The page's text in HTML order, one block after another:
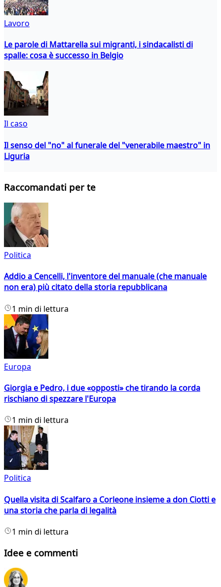
Lavoro
Le parole di Mattarella sui migranti, i sindacalisti di
spalle: cosa è successo in Belgio
Il caso
Il senso del "no" al funerale del "venerabile maestro" in
Liguria
Raccomandati per te
Politica
Addio a Cencelli, l'inventore del manuale (che manuale
non era) più citato della storia repubblicana
1 min di lettura
Europa
Giorgia e Pedro, i due «opposti» che tirando la corda
rischiano di spezzare l'Europa
1 min di lettura
Politica
Quella visita di Scalfaro a Corleone insieme a don Ciotti e
una storia che parla di legalità
1 min di lettura
Idee e commenti